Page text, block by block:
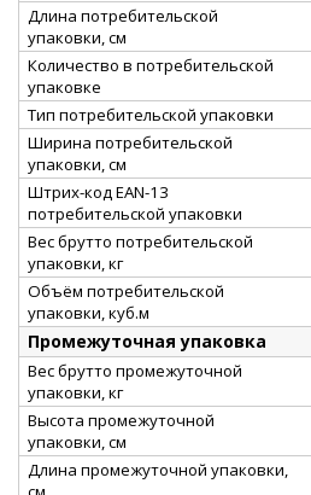
Длина потребительской
упаковки, см
Количество в потребительской
упаковке
Тип потребительской упаковки
Ширина потребительской
упаковки, см
Штрих-код EAN-13
потребительской упаковки
Вес брутто потребительской
упаковки, кг
Объём потребительской
упаковки, куб.м
Промежуточная упаковка
Вес брутто промежуточной
упаковки, кг
Высота промежуточной
упаковки, см
Длина промежуточной упаковки,